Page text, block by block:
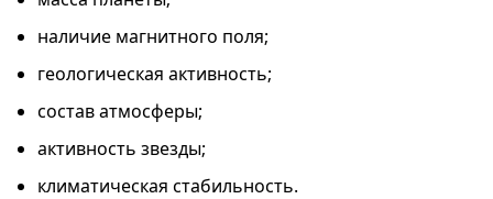
наличие магнитного поля;
геологическая активность;
состав атмосферы;
активность звезды;
климатическая стабильность.